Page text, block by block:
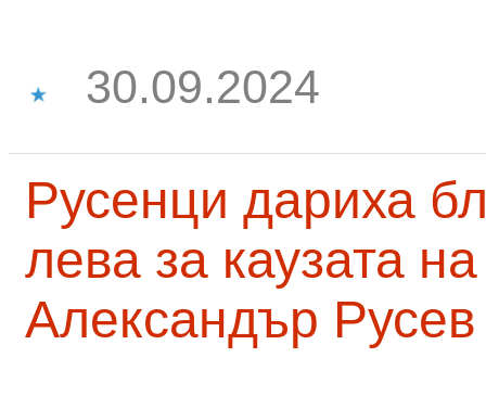
30.09.2024
Русенци дариха
лева за каузата
Александър Русев